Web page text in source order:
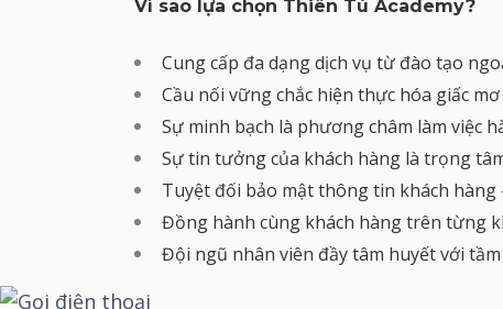
Vì sao lựa chọn Thiên Tú Academy?
Cung cấp đa dạng dịch vụ từ đào tạo
Cầu nối vững chắc hiện thực hóa giấc
Sự minh bạch là phương châm làm việc
Sự tin tưởng của khách hàng là trọng
Tuyệt đối bảo mật thông tin khách
Đồng hành cùng khách hàng trên từng
Đội ngũ nhân viên đầy tâm huyết với